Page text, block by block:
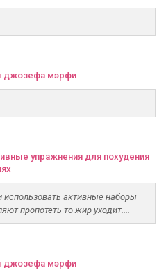
джозефа мэрфи
упражнения для похудения
использовать активные наборы
пропотеть то жир уходит....
джозефа мэрфи